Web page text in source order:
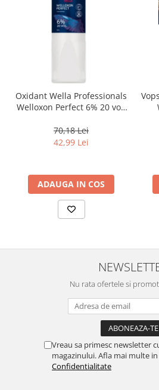
Oxidant Wella Professionals
Welloxon Perfect 6% 20 vol,
70,18 Lei
42,99 Lei
ADAUGA IN COS
Nu rata ofertele si
Vreau sa primesc newsletter
magazinului. Afla mai multe in
Confidentialitate